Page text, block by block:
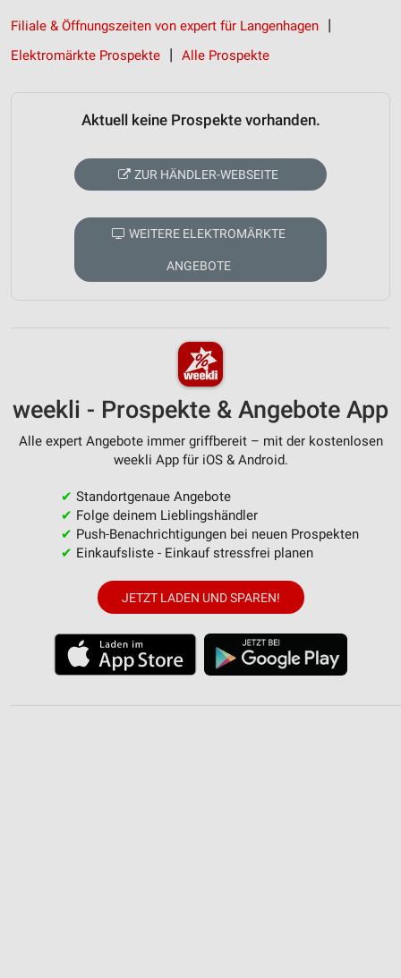
Filiale & Öffnungszeiten von expert für Langenhagen
Elektromärkte Prospekte
Alle Prospekte
Aktuell keine Prospekte vorhanden.
ZUR HÄNDLER-WEBSEITE
WEITERE ELEKTROMÄRKTE
ANGEBOTE
weekli - Prospekte & Angebote App
Alle expert Angebote immer griffbereit – mit der kostenlosen
weekli App für iOS & Android.
✔ Standortgenaue Angebote
✔ Folge deinem Lieblingshändler
✔ Push-Benachrichtigungen bei neuen Prospekten
✔ Einkaufsliste - Einkauf stressfrei planen
JETZT LADEN UND SPAREN!